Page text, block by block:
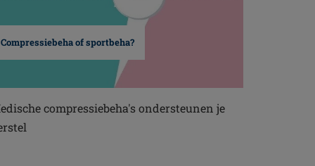
Compressiebeha of sportbeha?
compressiebeha's ondersteunen je